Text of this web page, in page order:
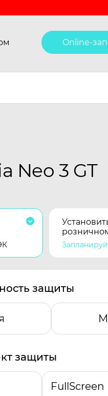
Online-
Neo 3 GT
защиты
защиты
FullScreen